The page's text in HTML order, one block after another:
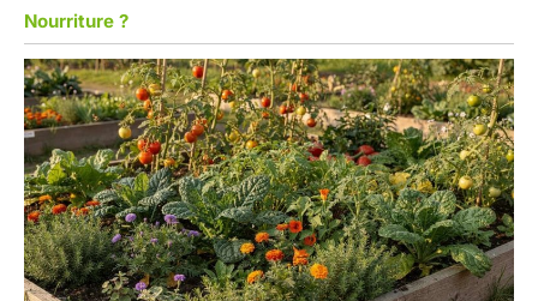
Nourriture ?